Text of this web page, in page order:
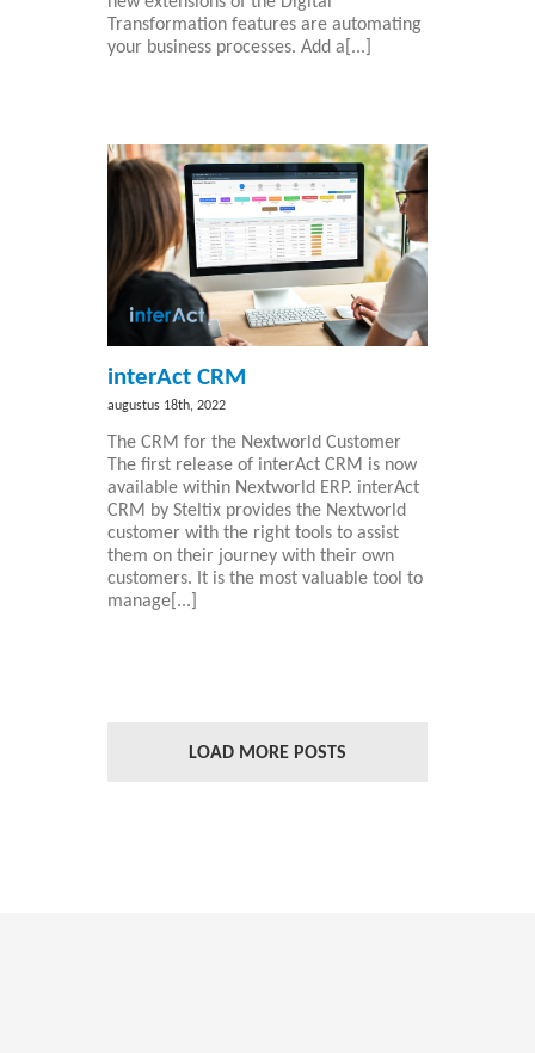
Transformation features are automating
your business processes. Add a[...]
interAct CRM
augustus 18th, 2022
The CRM for the Nextworld Customer
The first release of interAct CRM is now
available within Nextworld ERP. interAct
CRM by Steltix provides the Nextworld
customer with the right tools to assist
them on their journey with their own
customers. It is the most valuable tool to
manage[...]
LOAD MORE POSTS